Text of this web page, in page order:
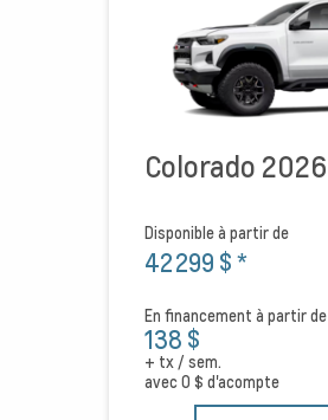
Colorado 2026
Disponible à partir de
42 299 $*
En financement à partir de
138 $
+ tx / sem.
avec0 $ d'acompte